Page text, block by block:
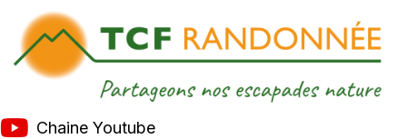
Chaine Youtube